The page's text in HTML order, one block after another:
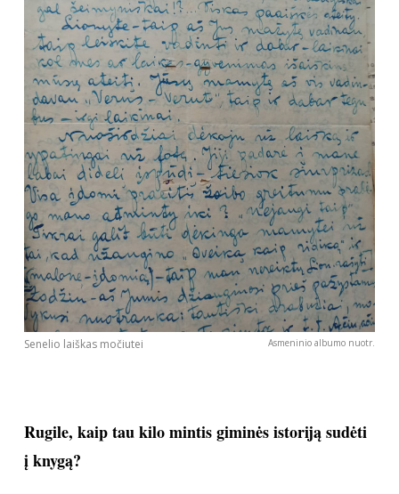
PRIVATUMO POLITIKA
Sekite mus:
PRENUMERUOK
NAUJIENLAIŠKĮ
Prenumeruodami portalą,
Jūs sutinkate su
Senelio laiškas močiutei Asmeninio albumo nuotr.
Rugile, kaip tau kilo mintis giminės istoriją sudėti
į knygą?